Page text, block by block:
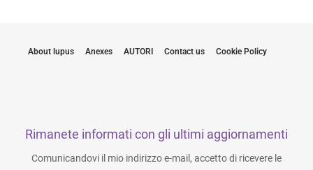
About lupus Anexes AUTORI Contact us Cookie Policy
Rimanete informati con gli ultimi aggiornamenti
Comunicandovi il mio indirizzo e-mail, accetto di ricevere le